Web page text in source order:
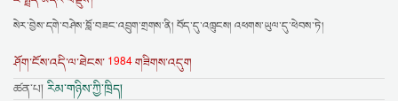
སེར་བྱེས་དགེ་བཤེས་བློ་བཟང་འབྲུག་གྲགས་ནི། བོད་དུ་འཁྲུངས། འཕགས་ཡུལ་དུ་ཕེབས་ཏེ།
ཤོག་ངོས་འདི་ལ་ཐེངས་ 1984གཟིགས་འདུག
ཚན་པ། རིམ་གཉིས་ཀྱི་ཁྲིད།